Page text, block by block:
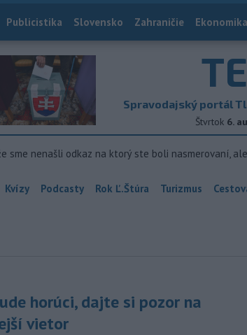
Publicistika Slovensko Zahraničie Ekonomika
Spravodajský portál
Štvrtok 6.
sme nenašli odkaz na ktorý ste boli nasmerovaní,
Kvízy Podcasty Rok Ľ.Štúra Turizmus
horúci, dajte si pozor na
vietor